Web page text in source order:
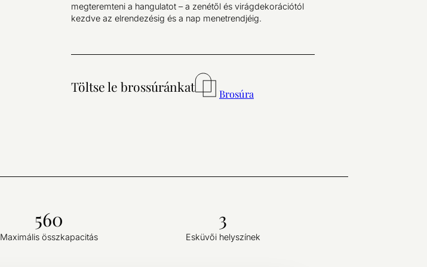
megteremteni a hangulatot – a zenétől és virágdekorációtól
kezdve az elrendezésig és a nap menetrendjéig.
Töltse le brossúránkat Brosúra
560
Maximális összkapacitás
3
Esküvői helyszínek